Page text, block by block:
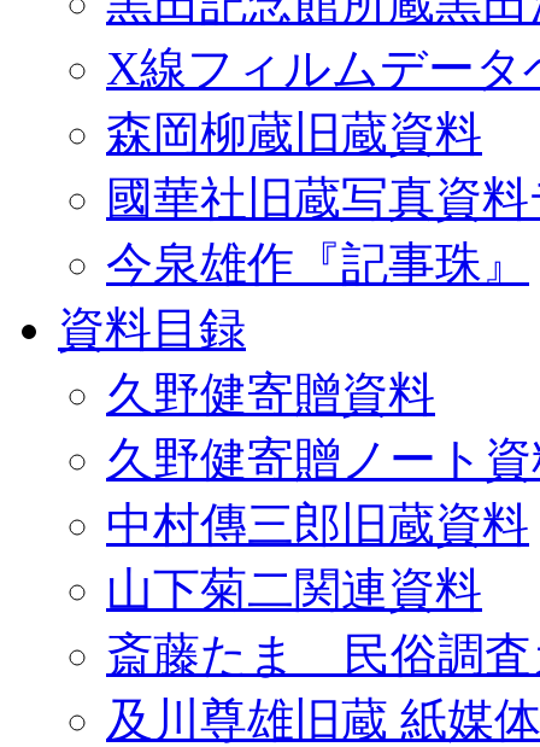
X線フィルムデータ
森岡柳蔵旧蔵資料
國華社旧蔵写真資
今泉雄作『記事珠』
資料目録
久野健寄贈資料
久野健寄贈ノート
中村傳三郎旧蔵資料
山下菊二関連資料
斎藤たま 民俗調査
及川尊雄旧蔵 紙媒